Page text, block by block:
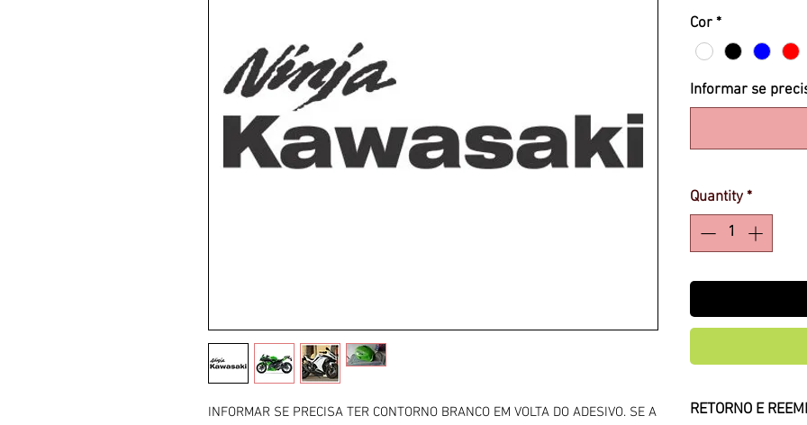
INFORMAR SE PRECISA TER CONTORNO BRANCO EM VOLTA DO ADESIVO. SE A
Cor *
Informar se
Quantity *
RETORNO E